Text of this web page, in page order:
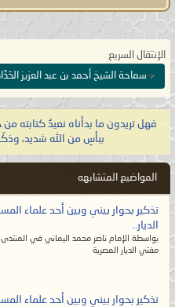
الله تعالى:{وَقَالَ
بَعَثَ لَكُمْ طَالُوتَ
الْمُلْكُ عَلَيْنَا وَنَحْنُ
يُؤْتَ سَعَةً مِّنَ
اصْطَفَاهُ عَلَيْكُمْ
وَالْجِسْمِ وَاللَّهُ
وَاللَّهُ وَاسِعٌعَلِيمٌ}
يا معشر علماء
الهُدى لما جاء
فهل تعلمون
المهديّ؟ إنه
الإنتقال السريع
سماحة الشيخ أحمد بن عبد العزيز
« فهل تريدون ما بدأناه نعيدُ كتابته
ببأسِ من الله شديد،
المواضيع المتشابهه
تذكير بحوار بيني وبين أحد علماء
الديار..
بواسطة الإمام ناصر محمد اليماني في
مفتي الديار المصرية
تذكير بحوار بيني وبين أحد علماء